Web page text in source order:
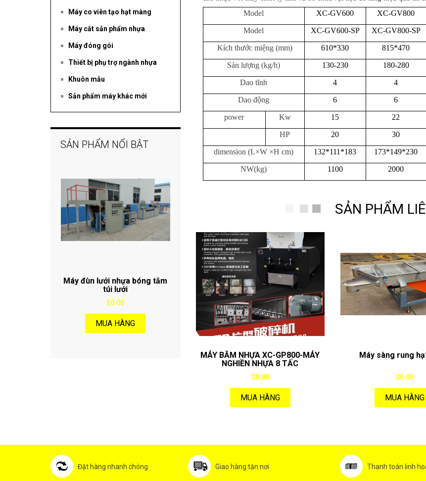
Model XC-GV600 XC-GV800
Model XC-GV600-SP XC-GV800-SP
Kích thước miệng (mm) 610*330 815*470
Sản lượng (kg/h) 130-230 180-280
Dao tĩnh 4 4
Dao động 6 6
power Kw 15 22
HP 20 30
dimension (L×W ×H cm) 132*111*183 173*149*230
NW(kg) 1100 2000
SẢN PHẨM
MÁY BĂM NHỰA XC-GP800-MÁY
NGHIỀN NHỰA 8 TẤC
$0.00
MUA HÀNG
Máy sàng rung
$0.00
MUA HÀNG
Máy co viên tạo hạt màng
Máy cắt sản phẩm nhựa
Máy đóng gói
Thiết bị phụ trợ ngành nhựa
Khuôn mẫu
Sản phẩm máy khác mới
SẢN PHẨM NỔI BẬT
Máy đùn lưới nhựa bóng tắm
túi lưới
$0.00
MUA HÀNG
Đặt hàng nhanh chóng Giao hàng tận nơi Thanh toán linh